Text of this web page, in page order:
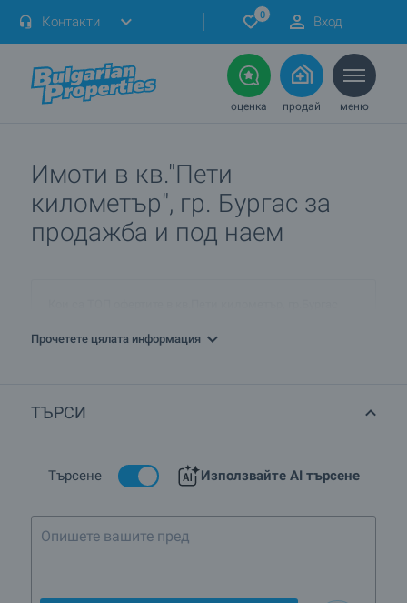
Контакти 0 Вход
оценка продай меню
Имоти в кв."Пети
километър", гр. Бургас за
продажба и под наем
Кои са най-предпочитаните комплекси ново
Прочетете цялата информация
ТЪРСИ
Търсене Използвайте AI търсене